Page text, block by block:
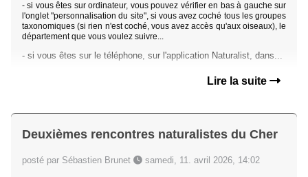
- si vous êtes sur ordinateur, vous pouvez vérifier en bas à gauche sur
l'onglet "personnalisation du site", si vous avez coché tous les groupes
taxonomiques (si rien n'est coché, vous avez accès qu'aux oiseaux), le
département que vous voulez suivre...
- si vous êtes sur le téléphone, sur l'application Naturalist, dans...
Lire la suite
Deuxièmes rencontres naturalistes du Cher
posté par Sébastien Brunet samedi, 11. avril 2026, 14:02